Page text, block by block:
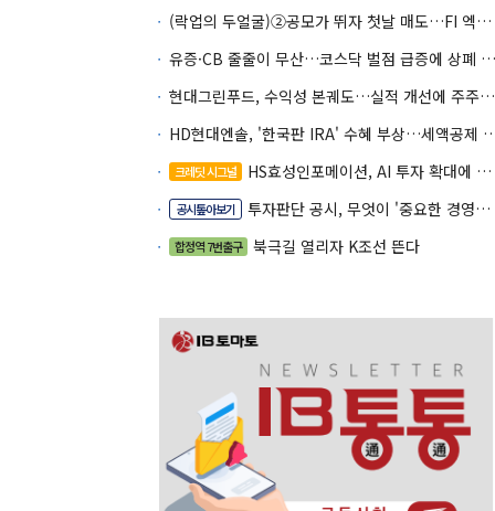
(락업의 두얼굴)②공모가 뛰자 첫날 매도…FI 엑시트 전략 갈렸다
유증·CB 줄줄이 무산…코스닥 벌점 급증에 상폐 압박
현대그린푸드, 수익성 본궤도…실적 개선에 주주환원까지
HD현대엔솔, '한국판 IRA' 수혜
크레딧 시그널 HS효성인포메이션, AI 투자 확대에 실적 체력 강화
공시톺아보기 투자판단 공시, 무엇이 '중요한 경영사항'일까
합정역 7번출구 북극길 열리자 K조선 뜬다